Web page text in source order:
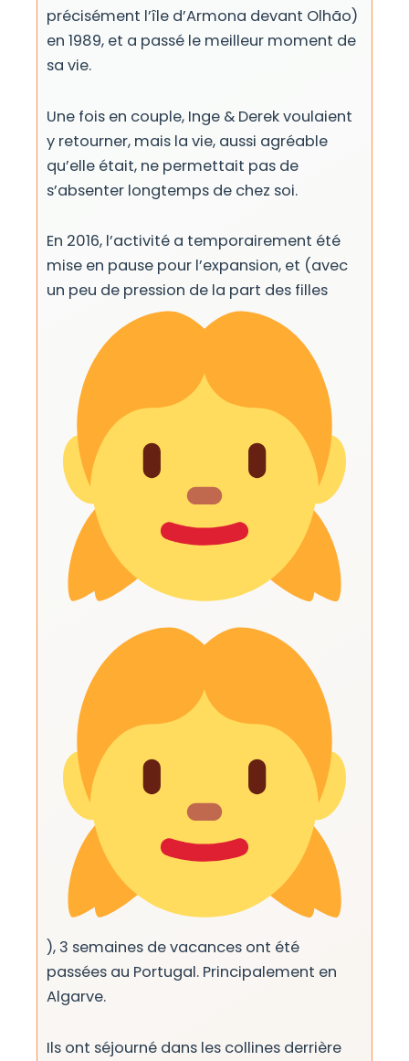
précisément l’île d’Armona devant Olhão)
en 1989, et a passé le meilleur moment de
sa vie.
Une fois en couple, Inge & Derek voulaient
y retourner, mais la vie, aussi agréable
qu’elle était, ne permettait pas de
s’absenter longtemps de chez soi.
En 2016, l’activité a temporairement été
mise en pause pour l’expansion, et (avec
un peu de pression de la part des filles
), 3 semaines de vacances ont été
passées au Portugal. Principalement en
Algarve.
Ils ont séjourné dans les collines derrière